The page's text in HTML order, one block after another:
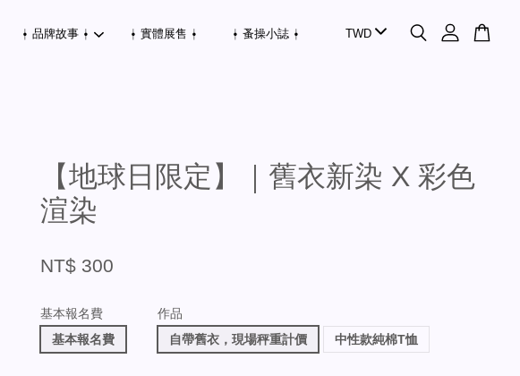
⍿ 品牌故事 ⍿ ⍿ 實體展售 ⍿ ⍿ 蚤操小誌 ⍿
【地球日限定】｜舊衣新染 X 彩色
渲染
NT$ 300
基本報名費
基本報名費
作品
自帶舊衣，現場秤重計價
中性款純棉T恤
的。